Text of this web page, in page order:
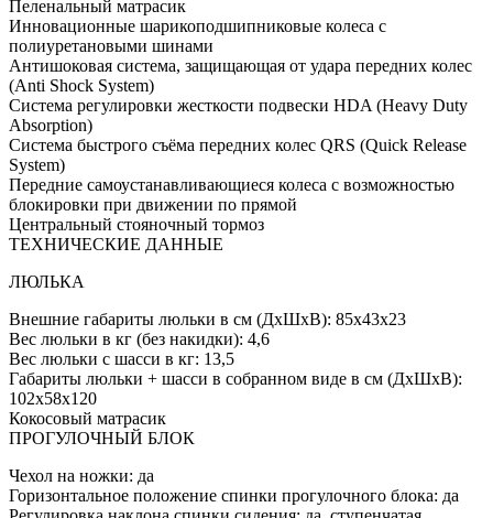
Пеленальный матрасик
Инновационные шарикоподшипниковые колеса с
полиуретановыми шинами
Антишоковая система, защищающая от удара передних колес
(Anti Shock System)
Система регулировки жесткости подвески HDA (Heavy Duty
Absorption)
Система быстрого съёма передних колес QRS (Quick Release
System)
Передние самоустанавливающиеся колеса с возможностью
блокировки при движении по прямой
Центральный стояночный тормоз
ТЕХНИЧЕСКИЕ ДАННЫЕ
ЛЮЛЬКА
Внешние габариты люльки в см (ДхШхВ): 85х43х23
Вес люльки в кг (без накидки): 4,6
Вес люльки с шасси в кг: 13,5
Габариты люльки + шасси в собранном виде в см (ДхШхВ):
102х58х120
Кокосовый матрасик
ПРОГУЛОЧНЫЙ БЛОК
Чехол на ножки: да
Горизонтальное положение спинки прогулочного блока: да